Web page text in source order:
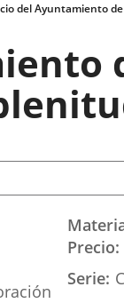
del Ayuntamiento
Precio
Serie